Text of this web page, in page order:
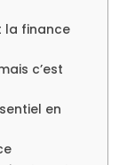
la finance
c’est
en